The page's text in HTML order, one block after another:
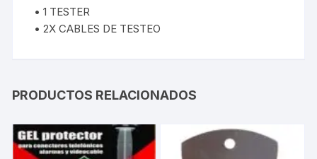
• 1 TESTER
• 2X CABLES DE TESTEO
PRODUCTOS RELACIONADOS